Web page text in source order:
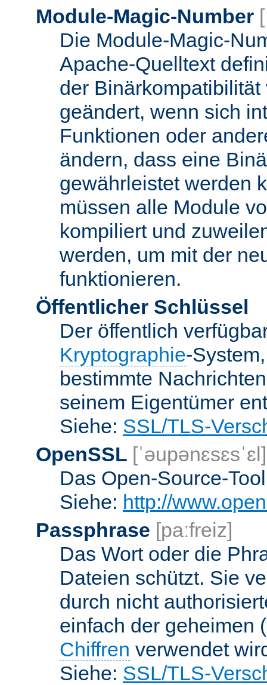
Module-Magic-Number
Die Module-Magic-
Apache-Quelltext
der
geändert, wenn sich
Funktionen oder
ändern, dass eine
gewährleistet werden
müssen alle Module
kompiliert und
werden, um mit der
funktionieren.
Öffentlicher Schlüssel
Der öffentlich
Kryptographie-
bestimmte
seinem Eigentümer
Siehe: SSL/TLS-
OpenSSL [ˈəupənɛsɛsˈɛl]
Das Open-Source-
Siehe: http://
Passphrase [paːfreiz]
Das Wort oder die
Dateien schützt. Sie
durch nicht
einfach der geheimen
Chiffren verwendet
Siehe: SSL/TLS-